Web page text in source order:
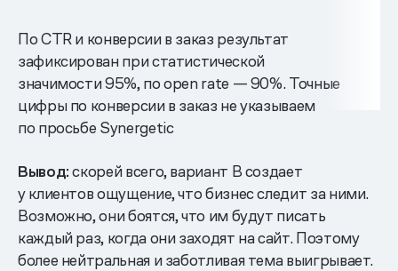
По CTR и конверсии в заказ результат
зафиксирован при статистической
значимости 95%, по open rate — 90%. Точные
цифры по конверсии в заказ не указываем
по просьбе Synergetic
Вывод:скорей всего, вариант В создает
у клиентов ощущение, что бизнес следит за ними.
Возможно, они боятся, что им будут писать
каждый раз, когда они заходят на сайт. Поэтому
более нейтральная и заботливая тема выигрывает.